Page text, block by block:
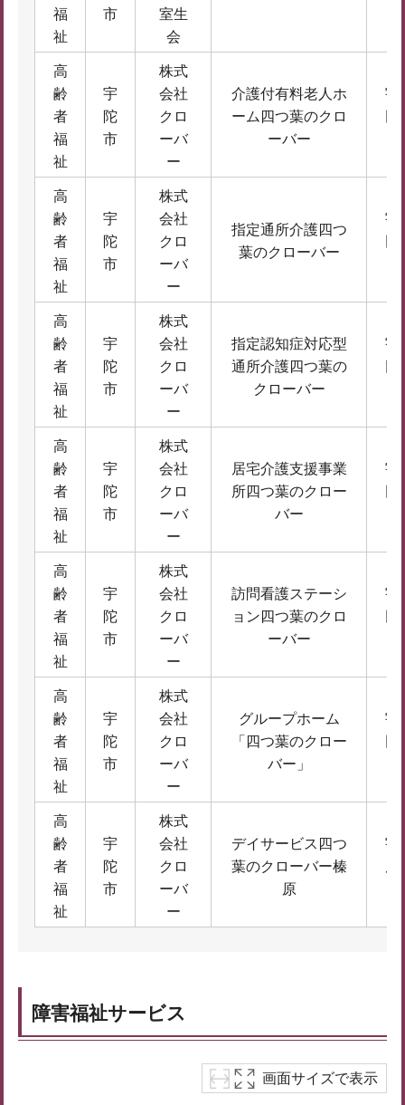
福
祉
市
室生
会
高
齢
者
福
祉
宇
陀
市
株式
会社
クロ
ーバ
ー
介護付有料老人ホ
ーム四つ葉のクロ
ーバー
宇
高
齢
者
福
祉
宇
陀
市
株式
会社
クロ
ーバ
ー
指定通所介護四つ
葉のクローバー
宇
高
齢
者
福
祉
宇
陀
市
株式
会社
クロ
ーバ
ー
指定認知症対応型
通所介護四つ葉の
クローバー
宇
高
齢
者
福
祉
宇
陀
市
株式
会社
クロ
ーバ
ー
居宅介護支援事業
所四つ葉のクロー
バー
宇
高
齢
者
福
祉
宇
陀
市
株式
会社
クロ
ーバ
ー
訪問看護ステーシ
ョン四つ葉のクロ
ーバー
宇
高
齢
者
福
祉
宇
陀
市
株式
会社
クロ
ーバ
ー
グループホーム
「四つ葉のクロー
バー」
宇
高
齢
者
福
祉
宇
陀
市
株式
会社
クロ
ーバ
ー
デイサービス四つ
葉のクローバー榛
原
宇
障害福祉サービス
画面サイズで表示